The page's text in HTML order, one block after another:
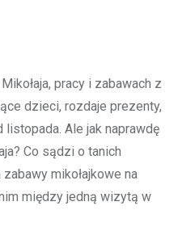
pracy i zabawach z
dzieci, rozdaje prezenty,
listopada. Ale jak naprawdę
Co sądzi o tanich
mikołajkowe na
między jedną wizytą w